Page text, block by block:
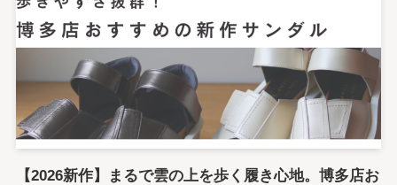
【2026新作】まるで雲の上を歩く履き心地。博多店お